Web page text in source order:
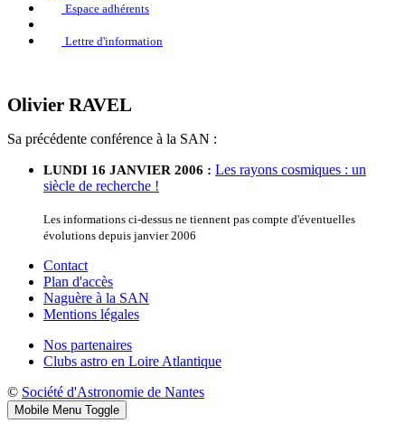
Espace adhérents
Lettre d'information
Olivier RAVEL
Sa précédente conférence à la SAN :
LUNDI 16 JANVIER 2006 : Les rayons cosmiques : un
siècle de recherche !
Les informations ci-dessus ne tiennent pas compte d'éventuelles
évolutions depuis janvier 2006
Contact
Plan d'accès
Naguère à la SAN
Mentions légales
Nos partenaires
Clubs astro en Loire Atlantique
© Société d'Astronomie de Nantes
Mobile Menu Toggle